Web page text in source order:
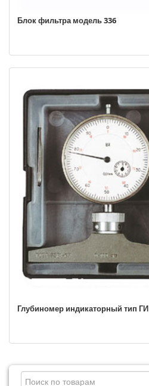
Блок фильтра модель 336
Глубиномер индикаторный тип ГИ